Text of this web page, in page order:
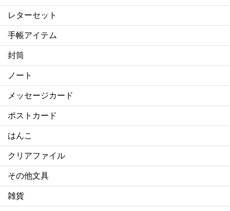
レターセット
手帳アイテム
封筒
ノート
メッセージカード
ポストカード
はんこ
クリアファイル
その他文具
雑貨